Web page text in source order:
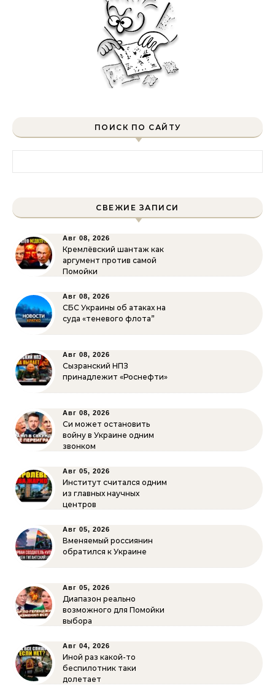
ПОИСК ПО САЙТУ
СВЕЖИЕ ЗАПИСИ
Авг 08, 2026
Кремлёвский шантаж как
аргумент против самой
Помойки
Авг 08, 2026
СБС Украины об атаках на
суда «теневого флота”
Авг 08, 2026
Сызранский НПЗ
принадлежит «Роснефти»
Авг 08, 2026
Си может остановить
войну в Украине одним
звонком
Авг 05, 2026
Институт считался одним
из главных научных
центров
Авг 05, 2026
Вменяемый россиянин
обратился к Украине
Авг 05, 2026
Диапазон реально
возможного для Помойки
выбора
Авг 04, 2026
Иной раз какой-то
беспилотник таки
долетает